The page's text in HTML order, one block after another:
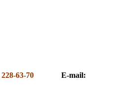
70
E-mail: